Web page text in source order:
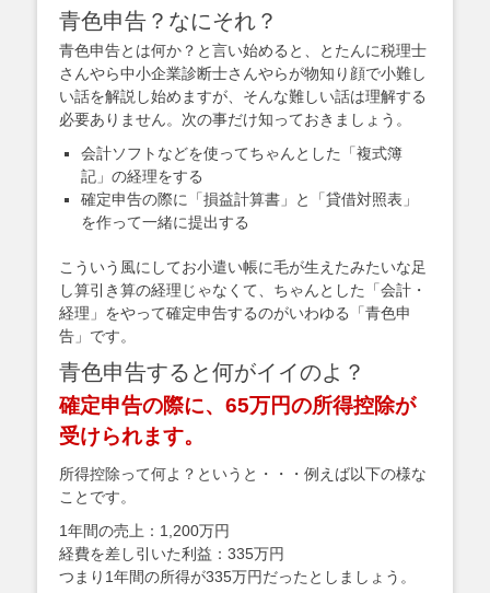
青色申告？なにそれ？
青色申告とは何か？と言い始めると、とたんに税理士
さんやら中小企業診断士さんやらが物知り顔で小難し
い話を解説し始めますが、そんな難しい話は理解する
必要ありません。次の事だけ知っておきましょう。
会計ソフトなどを使ってちゃんとした「複式簿
記」の経理をする
確定申告の際に「損益計算書」と「貸借対照表」
を作って一緒に提出する
こういう風にしてお小遣い帳に毛が生えたみたいな足
し算引き算の経理じゃなくて、ちゃんとした「会計・
経理」をやって確定申告するのがいわゆる「青色申
告」です。
青色申告すると何がイイのよ？
確定申告の際に、65万円の所得控除が
受けられます。
所得控除って何よ？というと・・・例えば以下の様な
ことです。
1年間の売上：1,200万円
経費を差し引いた利益：335万円
つまり1年間の所得が335万円だったとしましょう。